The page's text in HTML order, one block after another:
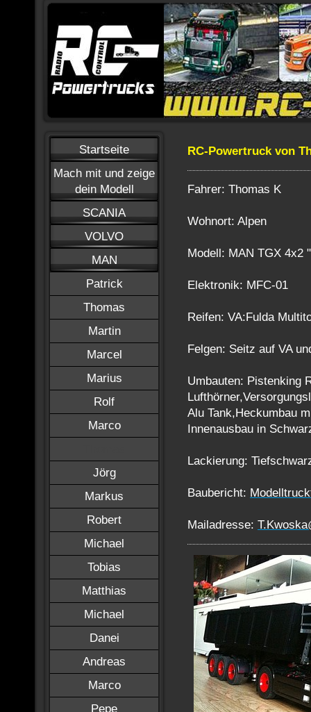
Startseite
Mach mit und zeige
dein Modell
SCANIA
VOLVO
MAN
Patrick
Thomas
Martin
Marcel
Marius
Rolf
Marco
Jörg
Markus
Robert
Michael
Tobias
Matthias
Michael
Danei
Andreas
Marco
Pepe
RC-Powertruck von
Fahrer: Thomas K
Wohnort: Alpen
Modell: MAN TGX 4x2
Elektronik: MFC-01
Reifen: VA:Fulda
Felgen: Seitz auf VA
Umbauten: Pistenking
Alu Tank,Heckumbau
Innenausbau in
Lackierung:
Baubericht:
Mailadresse: